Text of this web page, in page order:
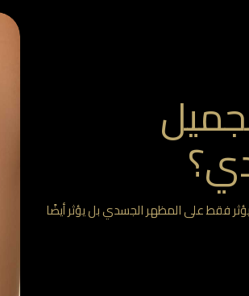
يؤثر فقط على المظهر الجسدي بل يؤثر أيضًا